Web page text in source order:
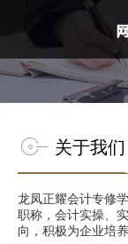
关于我们
龙凤正耀会计专修
职称，会计实操、
向，积极为企业培